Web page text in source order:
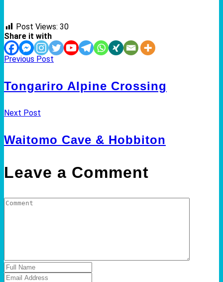
Post Views: 30
Share it with
Previous Post
Tongariro Alpine Crossing
Next Post
Waitomo Cave & Hobbiton
Leave a Comment